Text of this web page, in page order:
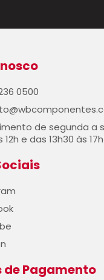
0500
de segunda a
e das 13h30 às
de Pagamento